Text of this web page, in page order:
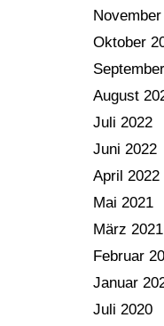
Oktober
August
Juli 2022
Juni 2022
April 2022
Mai 2021
März 2021
Februar
Januar
Juli 2020